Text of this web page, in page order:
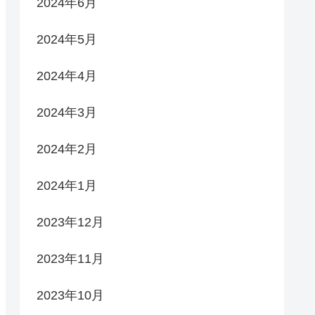
2024年5月
2024年4月
2024年3月
2024年2月
2024年1月
2023年12月
2023年11月
2023年10月